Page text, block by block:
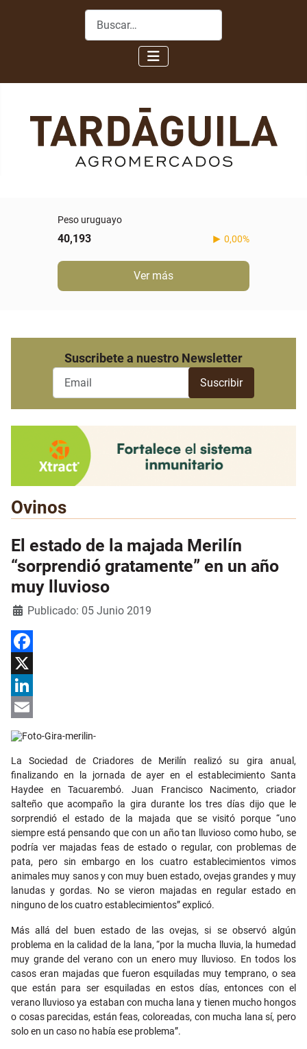
Buscar
Peso uruguayo
40,193 0,00%
Ver más
Suscribete a nuestro Newsletter
Ovinos
El estado de la majada Merilín
“sorprendió gratamente” en un año
muy lluvioso
Detalles
Publicado: 05 Junio 2019
Facebook
X
LinkedIn
Email
La Sociedad de Criadores de Merilín realizó su gira anual,
finalizando en la jornada de ayer en el establecimiento Santa
Haydee en Tacuarembó. Juan Francisco Nacimento, criador
salteño que acompaño la gira durante los tres días dijo que le
sorprendió el estado de la majada que se visitó porque “uno
siempre está pensando que con un año tan lluvioso como hubo, se
podría ver majadas feas de estado o regular, con problemas de
pata, pero sin embargo en los cuatro establecimientos vimos
animales muy sanos y con muy buen estado, ovejas grandes y muy
lanudas y gordas. No se vieron majadas en regular estado en
ninguno de los cuatro establecimientos” explicó.
Más allá del buen estado de las ovejas, si se observó algún
problema en la calidad de la lana, “por la mucha lluvia, la humedad
muy grande del verano con un enero muy lluvioso. En todos los
casos eran majadas que fueron esquiladas muy temprano, o sea
que están para ser esquiladas en estos días, entonces con el
verano lluvioso ya estaban con mucha lana y tienen mucho hongos
o cosas parecidas, están feas, coloreadas, con mucha lana sí, pero
solo en un caso no había ese problema”.